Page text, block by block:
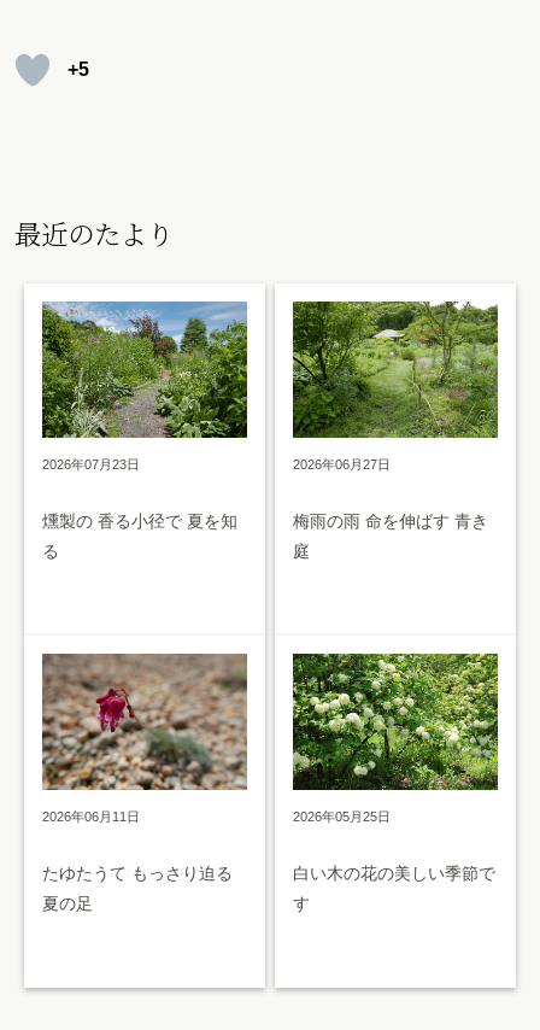
+5
最近のたより
2026年07月23日
燻製の 香る小径で 夏を知
る
2026年06月27日
梅雨の雨 命を伸ばす 青き
庭
2026年06月11日
たゆたうて もっさり迫る
夏の足
2026年05月25日
白い木の花の美しい季節で
す